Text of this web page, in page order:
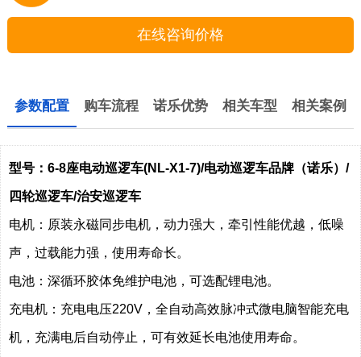
在线咨询价格
参数配置 购车流程 诺乐优势 相关车型 相关案例
型号：6-8座电动巡逻车(NL-X1-7)/电动巡逻车品牌（诺乐）/
四轮巡逻车/治安巡逻车
电机：原装永磁同步电机，动力强大，牵引性能优越，低噪
声，过载能力强，使用寿命长。
电池：深循环胶体免维护电池，可选配锂电池。
充电机：充电电压220V，全自动高效脉冲式微电脑智能充电
机，充满电后自动停止，可有效延长电池使用寿命。